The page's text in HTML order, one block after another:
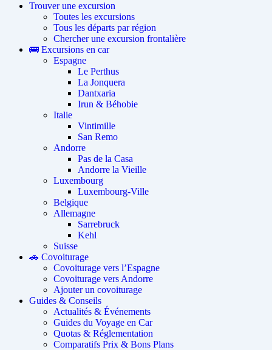
Trouver une excursion
Toutes les excursions
Tous les départs par région
Chercher une excursion frontalière
🚌 Excursions en car
Espagne
Le Perthus
La Jonquera
Dantxaria
Irun & Béhobie
Italie
Vintimille
San Remo
Andorre
Pas de la Casa
Andorre la Vieille
Luxembourg
Luxembourg-Ville
Belgique
Allemagne
Sarrebruck
Kehl
Suisse
🚗 Covoiturage
Covoiturage vers l’Espagne
Covoiturage vers Andorre
Ajouter un covoiturage
Guides & Conseils
Actualités & Événements
Guides du Voyage en Car
Quotas & Réglementation
Comparatifs Prix & Bons Plans